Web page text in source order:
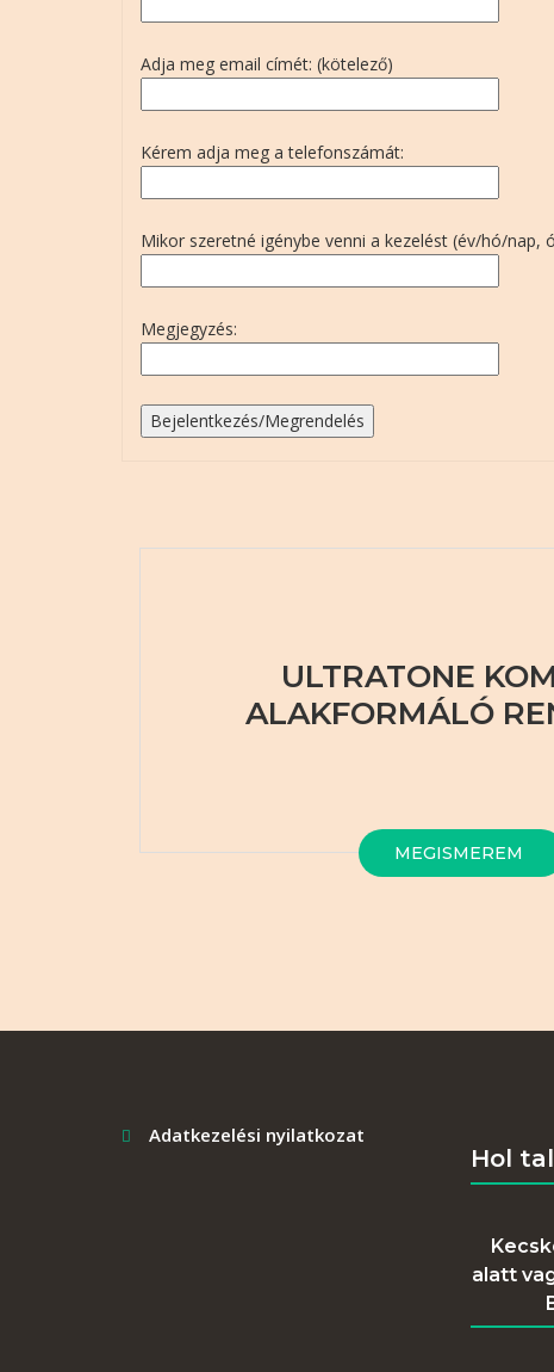
Adja meg email címét: (kötelező)
Kérem adja meg a telefonszámát:
Mikor szeretné igénybe venni a kezelést (év/hó/nap,
Megjegyzés:
ULTRATONE
ALAKFORMÁLÓ
MEGISMEREM
Adatkezelési nyilatkozat
Hol
alatt